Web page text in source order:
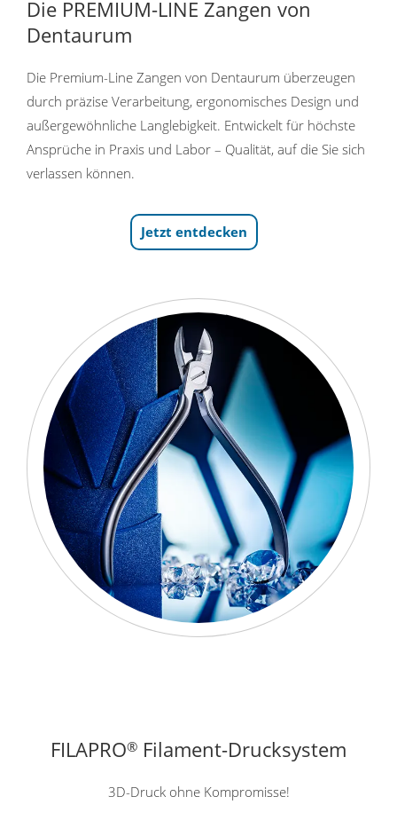
Die PREMIUM-LINE Zangen von
Dentaurum
Die Premium-Line Zangen von Dentaurum überzeugen
durch präzise Verarbeitung, ergonomisches Design und
außergewöhnliche Langlebigkeit. Entwickelt für höchste
Ansprüche in Praxis und Labor – Qualität, auf die Sie sich
verlassen können.
Jetzt entdecken
FILAPRO® Filament-Drucksystem
3D-Druck ohne Kompromisse!